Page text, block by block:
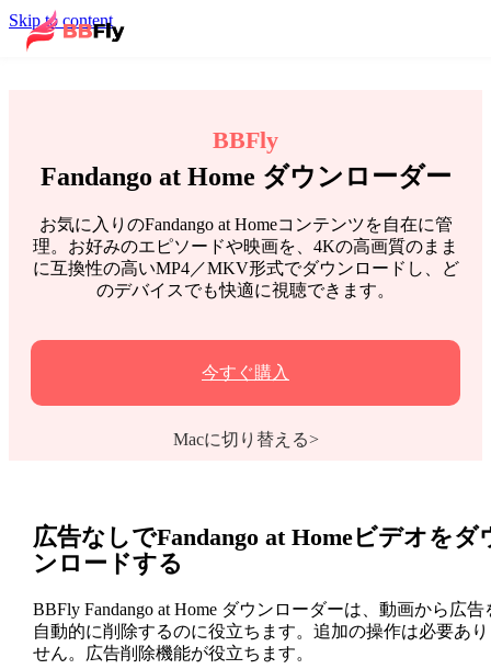
Skip to content
BBFly
Fandango at Home ダウンローダー
お気に入りのFandango at Homeコンテンツを自在に管
理。お好みのエピソードや映画を、4Kの高画質のまま
に互換性の高いMP4／MKV形式でダウンロードし、ど
のデバイスでも快適に視聴できます。
今すぐ購入
Macに切り替える>
広告なしでFandango at Homeビデオをダ
ンロードする
BBFly Fandango at Home ダウンローダーは、動画から広告
自動的に削除するのに役立ちます。追加の操作は必要あ
せん。広告削除機能が役立ちます。